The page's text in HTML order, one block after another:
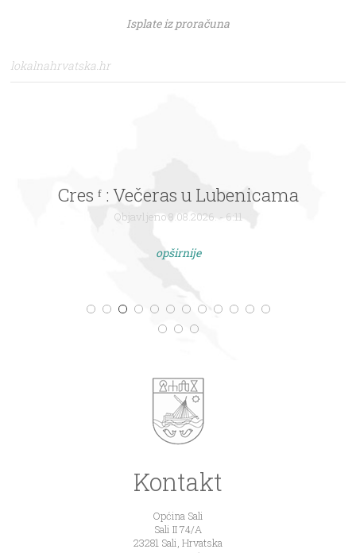
Isplate iz proračuna
lokalnahrvatska.hr
Cres ᶠ : Večeras u Lubenicama
Objavljeno 8.08.2026. - 6:11
opširnije
Kontakt
Općina Sali
Sali II 74/A
23281 Sali, Hrvatska